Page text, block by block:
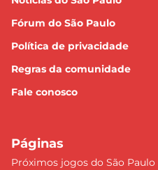
Fórum do São Paulo
Política de privacidade
Regras da comunidade
Fale conosco
Páginas
Próximos jogos do São Paulo